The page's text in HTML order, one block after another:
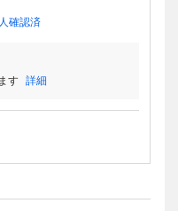
確認済
す 詳細